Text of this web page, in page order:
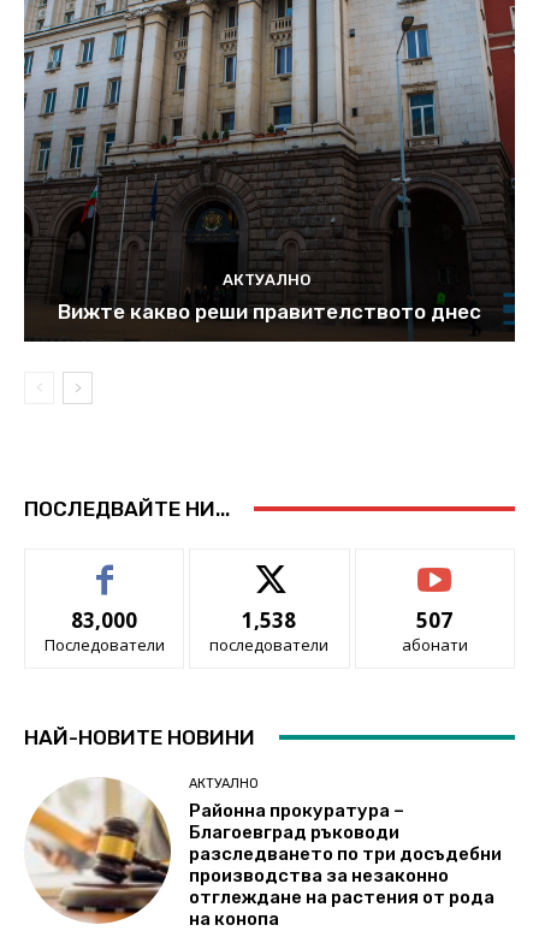
АКТУАЛНО
Вижте какво реши правителството днес
ПОСЛЕДВАЙТЕ НИ...
83,000
Последователи
1,538
последователи
507
абонати
НАЙ-НОВИТЕ НОВИНИ
АКТУАЛНО
Районна прокуратура –
Благоевград ръководи
разследването по три досъдебни
производства за незаконно
отглеждане на растения от рода
на конопа